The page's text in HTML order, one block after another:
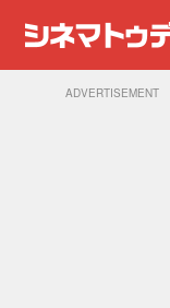
ADVERTISEMENT